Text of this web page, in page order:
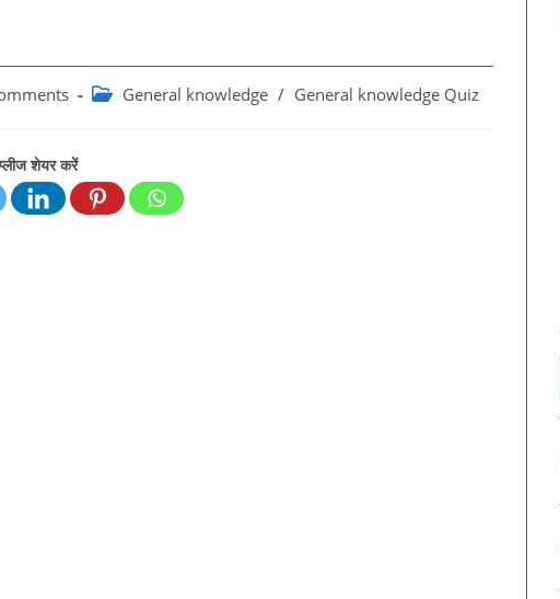
Post General knowledge / General knowledge Quiz
शेयर करें